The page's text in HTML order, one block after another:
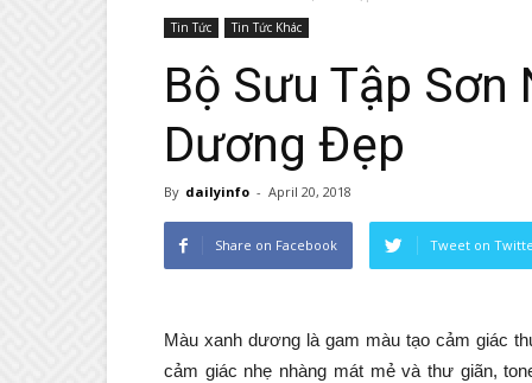
Tin Tức Tin Tức Khác
Bộ Sưu Tập Sơn
Dương Đẹp
By dailyinfo - April 20, 2018
Share on Facebook Tweet on
Màu xanh dương là gam màu tạo cảm giác
cảm giác nhẹ nhàng mát mẻ và thư giãn,